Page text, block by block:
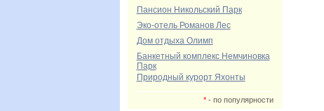
Пансион Никольский Парк
Эко-отель Романов Лес
Дом отдыха Олимп
Банкетный комплекс Немчиновка
Парк
Природный курорт Яхонты
*- по популярности